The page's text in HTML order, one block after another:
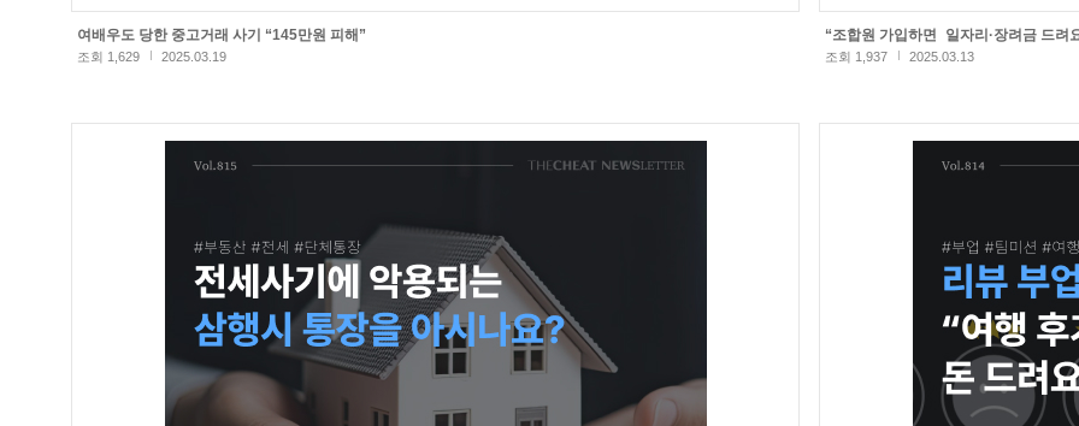
여배우도 당한 중고거래 사기 “145만원 피해”
조회 1,629 2025.03.19
“조합원 가입하면 일자리·장려금 드려
조회 1,937 2025.03.13